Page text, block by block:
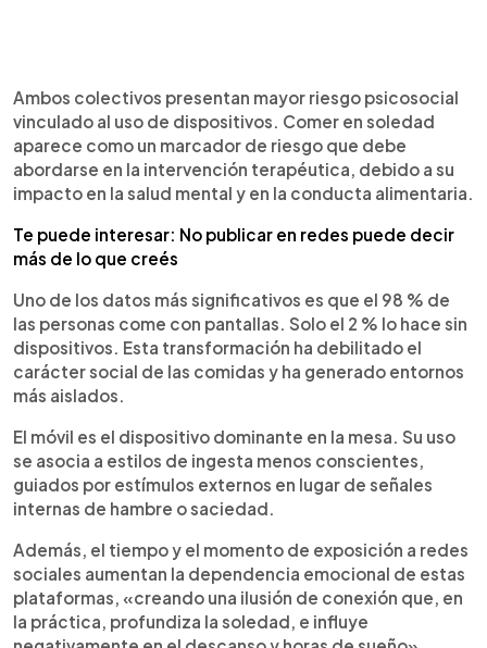
Ambos colectivos presentan mayor riesgo psicosocial
vinculado al uso de dispositivos. Comer en soledad
aparece como un marcador de riesgo que debe
abordarse en la intervención terapéutica, debido a su
impacto en la salud mental y en la conducta alimentaria.
Te puede interesar: No publicar en redes puede decir
más de lo que creés
Uno de los datos más significativos es que el 98 % de
las personas come con pantallas. Solo el 2 % lo hace sin
dispositivos. Esta transformación ha debilitado el
carácter social de las comidas y ha generado entornos
más aislados.
El móvil es el dispositivo dominante en la mesa. Su uso
se asocia a estilos de ingesta menos conscientes,
guiados por estímulos externos en lugar de señales
internas de hambre o saciedad.
Además, el tiempo y el momento de exposición a redes
sociales aumentan la dependencia emocional de estas
plataformas, «creando una ilusión de conexión que, en
la práctica, profundiza la soledad, e influye